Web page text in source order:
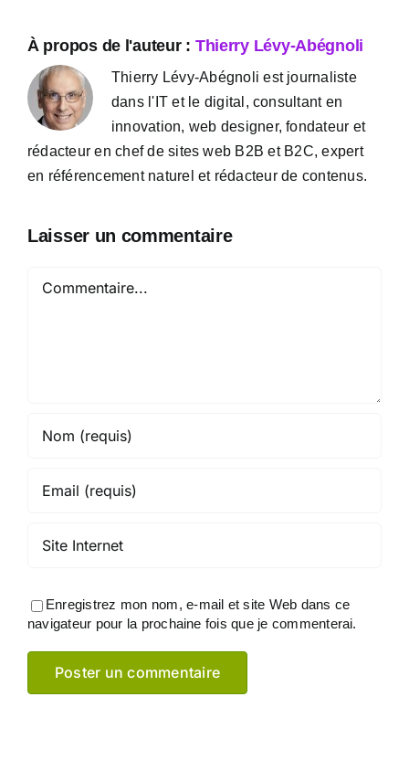
À propos de l'auteur : Thierry Lévy-Abégnoli
Thierry Lévy-Abégnoli est journaliste
dans l'IT et le digital, consultant en
innovation, web designer, fondateur et
rédacteur en chef de sites web B2B et B2C, expert
en référencement naturel et rédacteur de contenus.
Laisser un commentaire
Enregistrez mon nom, e-mail et site Web dans ce
navigateur pour la prochaine fois que je commenterai.